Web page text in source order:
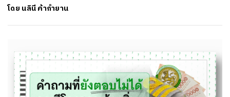
โดย นลินี ค้ากำยาน